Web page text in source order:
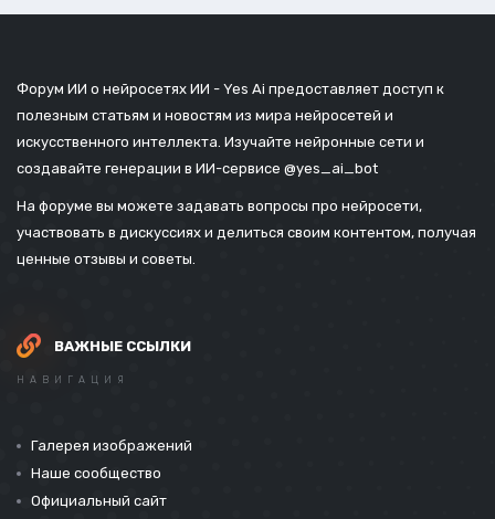
Форум ИИ о нейросетях ИИ - Yes Ai предоставляет доступ к
полезным статьям и новостям из мира нейросетей и
искусственного интеллекта. Изучайте нейронные сети и
создавайте генерации в ИИ-сервисе @yes_ai_bot
На форуме вы можете задавать вопросы про нейросети,
участвовать в дискуссиях и делиться своим контентом, получая
ценные отзывы и советы.
ВАЖНЫЕ ССЫЛКИ
НАВИГАЦИЯ
Галерея изображений
Наше сообщество
Официальный сайт